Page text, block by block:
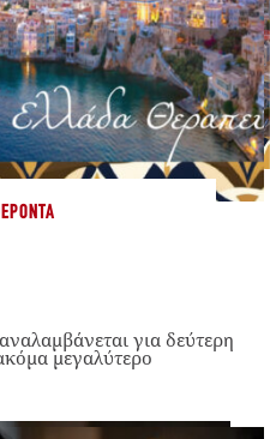
για δεύτερη
μεγαλύτερο